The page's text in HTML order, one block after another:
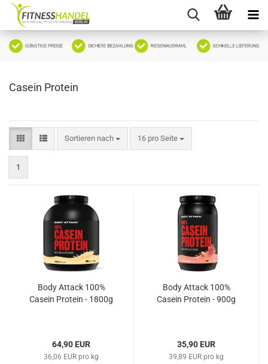
Casein Protein
Sortieren nach
Sortieren nach 16 pro Seite
pro Seite
1
Body Attack 100%
Casein Protein - 1800g
64,90 EUR
36,06 EUR pro kg
Body Attack 100%
Casein Protein - 900g
35,90 EUR
39,89 EUR pro kg